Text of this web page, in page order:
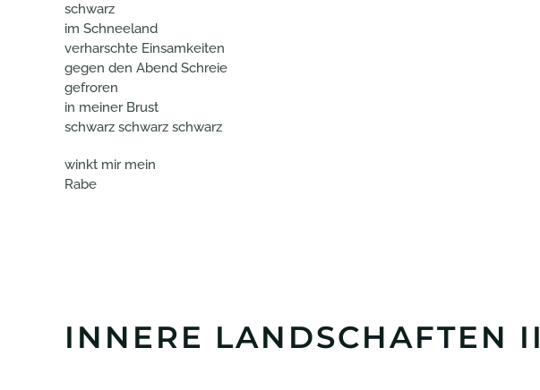
schwarz
im Schneeland
verharschte Einsamkeiten
gegen den Abend Schreie
gefroren
in meiner Brust
schwarz schwarz schwarz
winkt mir mein
Rabe
INNERE LANDSCHAFTEN II